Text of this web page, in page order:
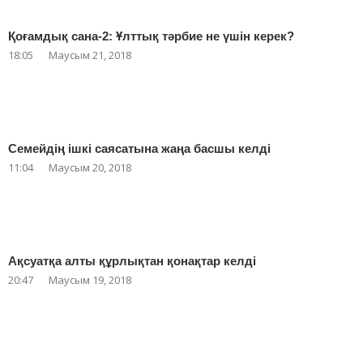
Қоғамдық сана-2: Ұлттық тәрбие не үшін керек?
18:05 Маусым 21, 2018
Семейдің ішкі саясатына жаңа басшы келді
11:04 Маусым 20, 2018
Ақсуатқа алты құрлықтан қонақтар келді
20:47 Маусым 19, 2018